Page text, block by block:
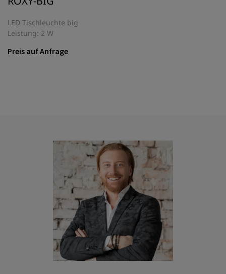
LED Tischleuchte big
Leistung: 2 W
Preis auf Anfrage